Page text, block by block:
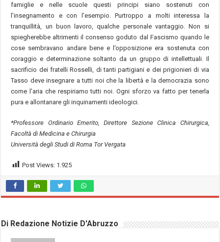
famiglie e nelle scuole questi principi siano sostenuti con
l’insegnamento e con l’esempio. Purtroppo a molti interessa la
tranquillità, un buon lavoro, qualche personale vantaggio. Non si
spiegherebbe altrimenti il consenso goduto dal Fascismo quando le
cose sembravano andare bene e l’opposizione era sostenuta con
coraggio e determinazione soltanto da un gruppo di intellettuali. Il
sacrificio dei fratelli Rosselli, di tanti partigiani e dei prigionieri di via
Tasso deve insegnare a tutti noi che la libertà e la democrazia sono
come l’aria che respiriamo tutti noi. Ogni sforzo va fatto per tenerla
pura e allontanare gli inquinamenti ideologici.
*Professore Ordinario Emerito, Direttore Sezione Clinica Chirurgica,
Facoltà di Medicina e Chirurgia
Università degli Studi di Roma Tor Vergata
Post Views: 1.925
Di Redazione Notizie D'Abruzzo